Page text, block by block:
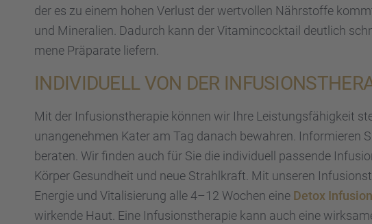
der es zu einem hohen Verlust der wertvol­len Nährstoffe
und Minera­lien. Dadurch kann der Vitamin­cock­tail deutlich
mene Präpa­rate liefern.
INDIVI­DU­ELL VON DER
Mit der Infusi­ons­the­ra­pie können wir Ihre Leistungs­fä­hig­keit
unange­neh­men Kater am Tag danach bewah­ren. Infor­mie­ren
beraten. Wir finden auch für Sie die indivi­du­ell passende
Körper Gesund­heit und neue Strahl­kraft. Mit unseren
Energie und Vitali­sie­rung alle 4–12 Wochen eine Detox Infusion
wirkende Haut. Eine Infusi­ons­the­ra­pie kann auch eine